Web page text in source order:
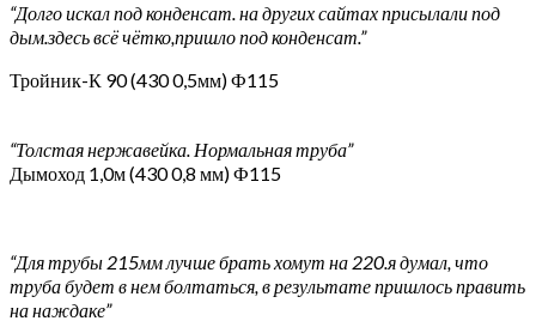
“Долго искал под конденсат. на других сайтах присылали под
дым.здесь всё чётко,пришло под конденсат.”
Тройник-К 90 (430 0,5мм) Ф115
“Толстая нержавейка. Нормальная труба”
Дымоход 1,0м (430 0,8 мм) Ф115
“Для трубы 215мм лучше брать хомут на 220.я думал, что
труба будет в нем болтаться, в результате пришлось править
на наждаке”